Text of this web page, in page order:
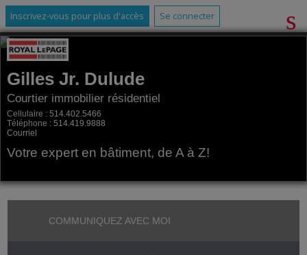
Inscrivez-vous pour plus d'accès Se connecter
Gilles Jr. Dulude
Courtier immobilier résidentiel
Cellulaire : 514.402.5466
Téléphone : 514.419.9888
Courriel
Votre expert en bâtiment, de A à Z!
COMMUNIQUEZ AVEC MOI